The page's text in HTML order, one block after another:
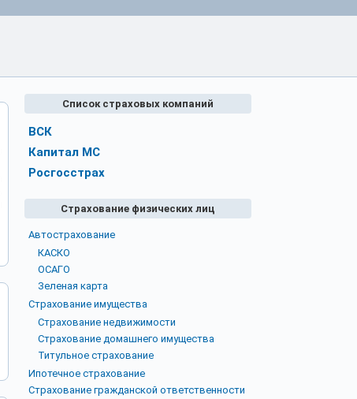
Список страховых компаний
ВСК
Капитал МС
Росгосстрах
Страхование физических лиц
Автострахование
КАСКО
ОСАГО
Зеленая карта
Страхование имущества
Страхование недвижимости
Страхование домашнего имущества
Титульное страхование
Ипотечное страхование
Страхование гражданской ответственности